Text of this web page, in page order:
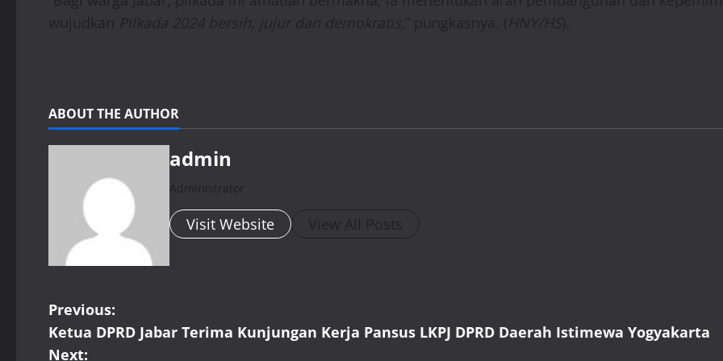
wujudkan Pilkada 2024 bersih, jujur dan demokratis,” pungkasnya. (HNY/HS).
ABOUT THE AUTHOR
admin
Administrator
Visit Website View All Posts
P
o
Previous:
Ketua DPRD Jabar Terima Kunjungan Kerja Pansus LKPJ DPRD Daerah Istimewa Yogyakarta
Next: